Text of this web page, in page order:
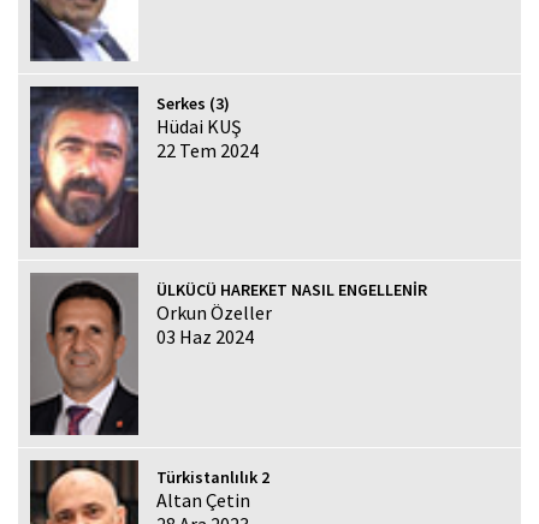
Serkes (3)
Hüdai KUŞ
22 Tem 2024
ÜLKÜCÜ HAREKET NASIL ENGELLENİR
Orkun Özeller
03 Haz 2024
Türkistanlılık 2
Altan Çetin